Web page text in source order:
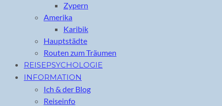
Zypern
Amerika
Karibik
Hauptstädte
Routen zum Träumen
REISEPSYCHOLOGIE
INFORMATION
Ich & der Blog
Reiseinfo